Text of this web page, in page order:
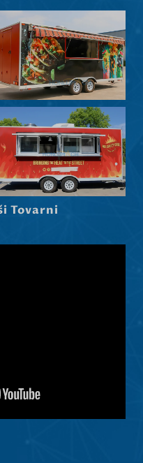
Tovarni
Italiano
Português
Čeština
Latviešu valoda
Dansk
Hrvatski
Српски језик
Norsk nynorsk
Maori
Eesti
Български